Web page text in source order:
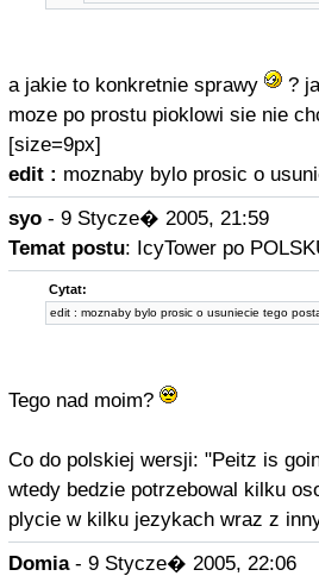
a jakie to konkretnie sprawy
?
moze po prostu pioklowi sie nie
[size=9px]
edit : moznaby bylo prosic o
syo- 9 Stycze� 2005, 21:59
Temat postu: IcyTower po
Cytat:
edit : moznaby bylo prosic o usuniecie tego
Tego nad moim?
Co do polskiej wersji: "Peitz is
wtedy bedzie potrzebowal kilku
plycie w kilku jezykach wraz z
Domia- 9 Stycze� 2005, 22:06